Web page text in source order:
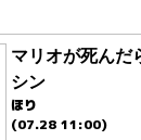
マリオが死んだ
シン
ほり
(07.28 11:00)